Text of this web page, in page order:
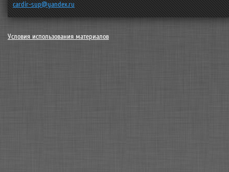
cardir-sup@yandex.ru
Условия использования материалов